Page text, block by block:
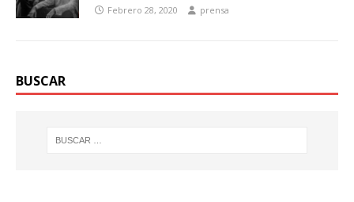
Febrero 28, 2020 prensa
BUSCAR